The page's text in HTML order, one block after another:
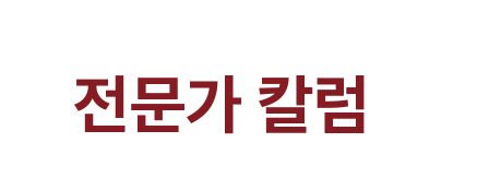
전문가 칼럼